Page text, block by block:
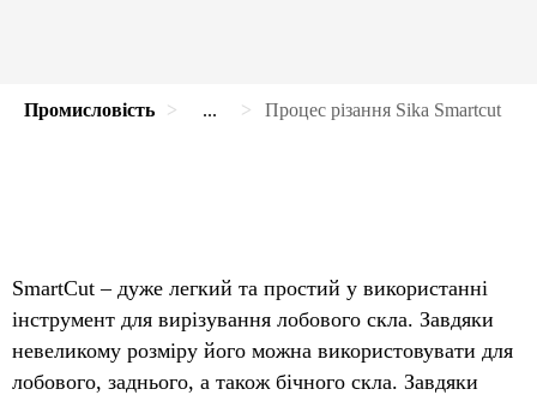
Промисловість ... Процес різання Sika Smartcut
SmartCut – дуже легкий та простий у використанні
інструмент для вирізування лобового скла. Завдяки
невеликому розміру його можна використовувати для
лобового, заднього, а також бічного скла. Завдяки